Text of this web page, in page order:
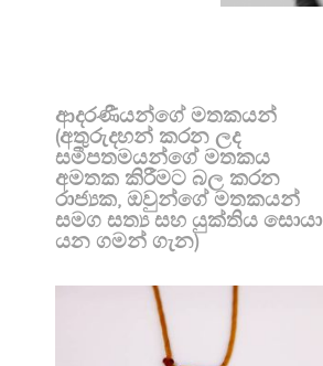
ආදරණීයන්ගේ මතකයන්
(අතුරුදහන් කරන ලද
සමීපතමයන්ගේ මතකය
අමතක කිරීමට බල කරන
රාජ්‍යක, ඔවුන්ගේ මතකයන්
සමග සත්‍ය සහ යුක්තිය සොයා
යන ගමන් ගැන)